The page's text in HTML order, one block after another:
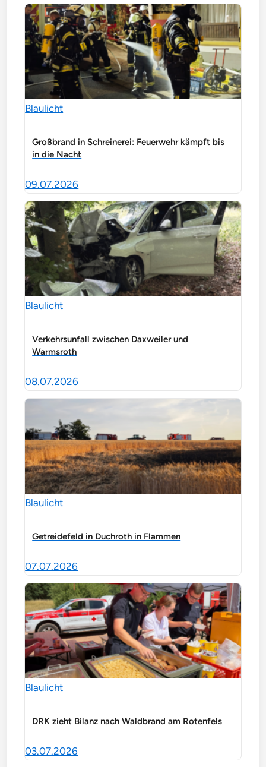
Blaulicht
Großbrand in Schreinerei: Feuerwehr kämpft bis
in die Nacht
09.07.2026
Blaulicht
Verkehrsunfall zwischen Daxweiler und
Warmsroth
08.07.2026
Blaulicht
Getreidefeld in Duchroth in Flammen
07.07.2026
Blaulicht
DRK zieht Bilanz nach Waldbrand am Rotenfels
03.07.2026